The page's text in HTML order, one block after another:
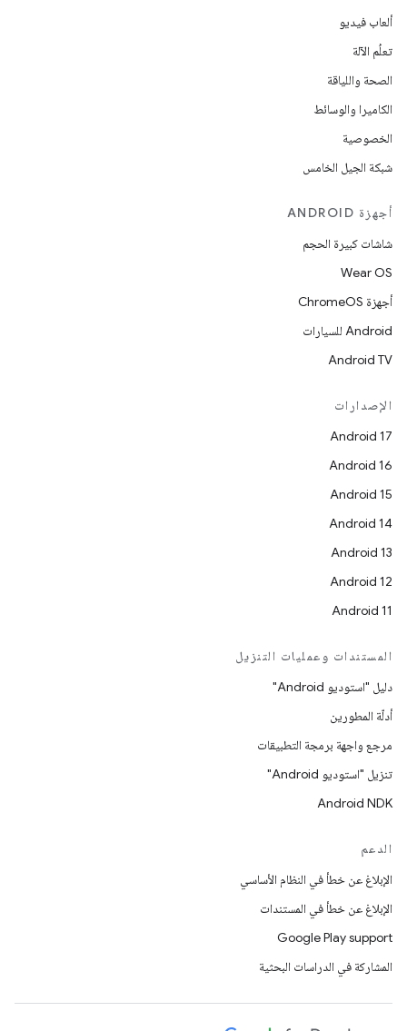
ألعاب فيديو
تعلُم الآلة
الصحة واللياقة
الكاميرا والوسائط
الخصوصية
شبكة الجيل الخامس
أجهزة ANDROID
شاشات كبيرة الحجم
Wear OS
أجهزة ChromeOS
Android للسيارات
Android TV
الإصدارات
Android 17
Android 16
Android 15
Android 14
Android 13
Android 12
Android 11
المستندات وعمليات التنزيل
دليل "استوديو Android"
أدلّة المطورين
مرجع واجهة برمجة التطبيقات
تنزيل "استوديو Android"
Android NDK
الدعم
الإبلاغ عن خطأ في النظام الأساسي
الإبلاغ عن خطأ في المستندات
Google Play support
المشاركة في الدراسات البحثية